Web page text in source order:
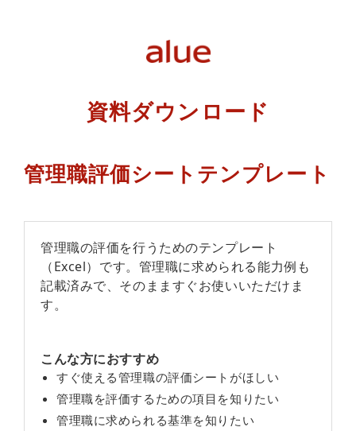
資料ダウンロード
管理職評価シートテンプレート
管理職の評価を行うためのテンプレート
（Excel）です。管理職に求められる能力例も
記載済みで、そのまますぐお使いいただけま
す。
こんな方におすすめ
すぐ使える管理職の評価シートがほしい
管理職を評価するための項目を知りたい
管理職に求められる基準を知りたい